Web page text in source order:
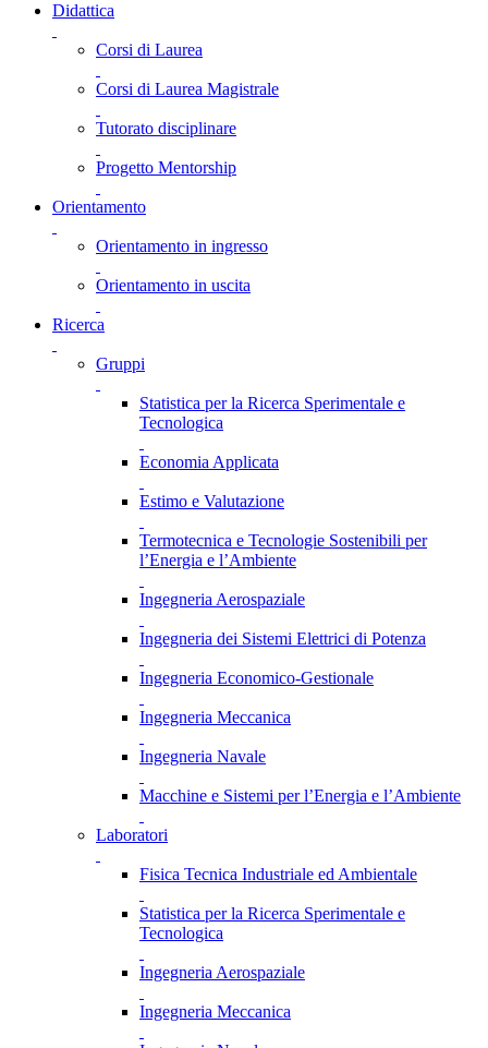
Didattica
Corsi di Laurea
Corsi di Laurea Magistrale
Tutorato disciplinare
Progetto Mentorship
Orientamento
Orientamento in ingresso
Orientamento in uscita
Ricerca
Gruppi
Statistica per la Ricerca Sperimentale e
Tecnologica
Economia Applicata
Estimo e Valutazione
Termotecnica e Tecnologie Sostenibili per
l’Energia e l’Ambiente
Ingegneria Aerospaziale
Ingegneria dei Sistemi Elettrici di Potenza
Ingegneria Economico-Gestionale
Ingegneria Meccanica
Ingegneria Navale
Macchine e Sistemi per l’Energia e l’Ambiente
Laboratori
Fisica Tecnica Industriale ed Ambientale
Statistica per la Ricerca Sperimentale e
Tecnologica
Ingegneria Aerospaziale
Ingegneria Meccanica